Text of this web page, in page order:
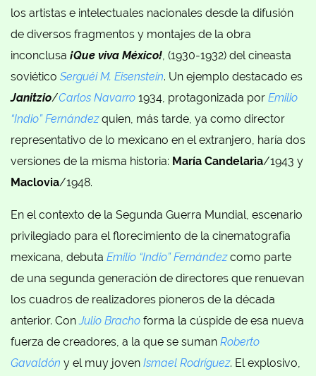
los artistas e intelectuales nacionales desde la difusión
de diversos fragmentos y montajes de la obra
inconclusa ¡Que viva México!, (1930-1932) del cineasta
soviético Serguéi M. Eisenstein. Un ejemplo destacado es
Janitzio/Carlos Navarro 1934, protagonizada por Emilio
“Indio” Fernándezquien, más tarde, ya como director
representativo de lo mexicano en el extranjero, haría dos
versiones de la misma historia: María Candelaria/1943 y
Maclovia/1948.
En el contexto de la Segunda Guerra Mundial, escenario
privilegiado para el florecimiento de la cinematografía
mexicana, debuta Emilio “Indio” Fernándezcomo parte
de una segunda generación de directores que renuevan
los cuadros de realizadores pioneros de la década
anterior. ConJulio Bracho forma la cúspide de esa nueva
fuerza de creadores, a la que se suman Roberto
Gavaldón y el muy joven Ismael Rodríguez. El explosivo,